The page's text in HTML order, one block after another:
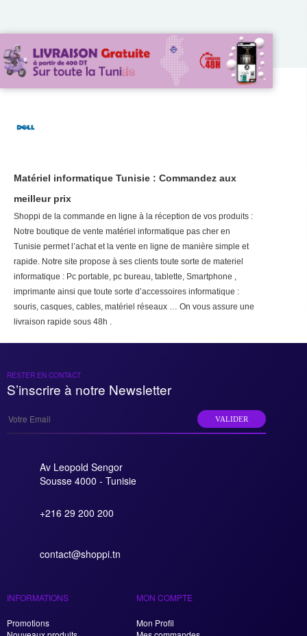
Matériel informatique Tunisie : Commandez aux
meilleur prix
Shoppi de la commande en ligne à la réception de vos produits :
Notre boutique de vente matériel informatique pas cher en
Tunisie permet l’achat et la vente en ligne de manière simple et
rapide. Notre site propose à ses clients toute sorte de materiel
informatique : Pc portable, pc bureau, tablette, Smartphone ,
imprimante ainsi que toute sorte d’accessoires informatique :
souris, casques, cables, matériel réseaux … On vous assure une
livraison rapide sous 48h .
RESTER EN CONTACT
S’inscrire à notre Newsletter
VALIDER
Av Leopold Sengor
Sousse 4000 - Tunisie
+216 29 200 200
contact@shoppi.tn
INFORMATIONS
Promotions
MON COMPTE
Mon Profil